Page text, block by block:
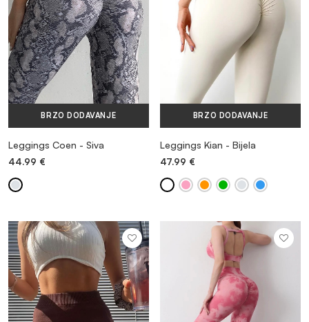
BRZO DODAVANJE
Leggings Coen - Siva
44.99 €
BRZO DODAVANJE
Leggings Kian - Bijela
47.99 €